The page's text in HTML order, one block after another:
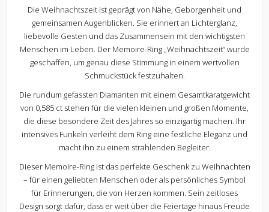
Die Weihnachtszeit ist geprägt von Nähe, Geborgenheit und
gemeinsamen Augenblicken. Sie erinnert an Lichterglanz,
liebevolle Gesten und das Zusammensein mit den wichtigsten
Menschen im Leben. Der Memoire-Ring „Weihnachtszeit“ wurde
geschaffen, um genau diese Stimmung in einem wertvollen
Schmuckstück festzuhalten.
Die rundum gefassten Diamanten mit einem Gesamtkaratgewicht
von 0,585 ct stehen für die vielen kleinen und großen Momente,
die diese besondere Zeit des Jahres so einzigartig machen. Ihr
intensives Funkeln verleiht dem Ring eine festliche Eleganz und
macht ihn zu einem strahlenden Begleiter.
Dieser Memoire-Ring ist das perfekte Geschenk zu Weihnachten
– für einen geliebten Menschen oder als persönliches Symbol
für Erinnerungen, die von Herzen kommen. Sein zeitloses
Design sorgt dafür, dass er weit über die Feiertage hinaus Freude